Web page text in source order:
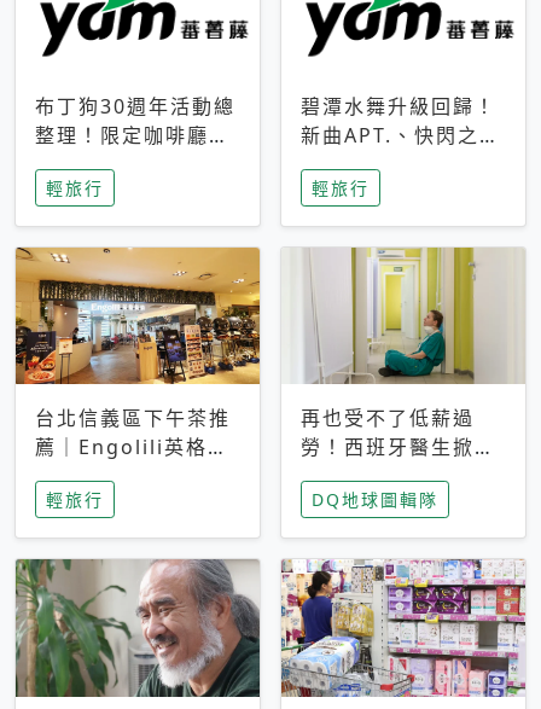
布丁狗30週年活動總
整理！限定咖啡廳、
生日派對到路跑活動
一次看
輕旅行
碧潭水舞升級回歸！
新曲APT.、快閃之夜
到飛板秀，初夏夜遊
亮點一次看
輕旅行
台北信義區下午茶推
薦｜Engolili英格莉
莉統一時代店，花園
秘境雙人套餐必拍熔
岩鬆餅塔
輕旅行
再也受不了低薪過
勞！西班牙醫生掀罷
工潮、近四成護理師
想離職 但外國醫生
能解決問題嗎？
DQ地球圖輯隊